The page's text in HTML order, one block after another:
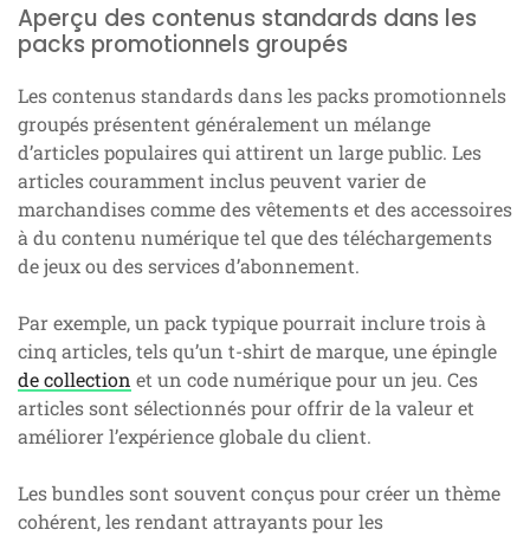
Aperçu des contenus standards dans les
packs promotionnels groupés
Les contenus standards dans les packs promotionnels
groupés présentent généralement un mélange
d’articles populaires qui attirent un large public. Les
articles couramment inclus peuvent varier de
marchandises comme des vêtements et des accessoires
à du contenu numérique tel que des téléchargements
de jeux ou des services d’abonnement.
Par exemple, un pack typique pourrait inclure trois à
cinq articles, tels qu’un t-shirt de marque, une épingle
de collection et un code numérique pour un jeu. Ces
articles sont sélectionnés pour offrir de la valeur et
améliorer l’expérience globale du client.
Les bundles sont souvent conçus pour créer un thème
cohérent, les rendant attrayants pour les